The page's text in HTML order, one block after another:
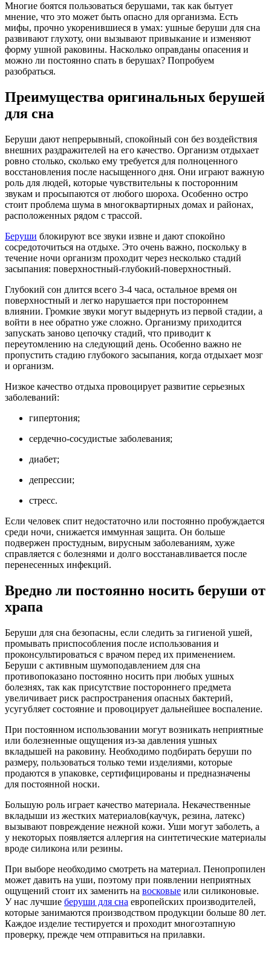
Многие боятся пользоваться берушами, так как бытует
мнение, что это может быть опасно для организма. Есть
мифы, прочно укоренившиеся в умах: ушные беруши для сна
развивают глухоту, они вызывают привыкание и изменяют
форму ушной раковины. Насколько оправданы опасения и
можно ли постоянно спать в берушах? Попробуем
разобраться.
Преимущества оригинальных берушей
для сна
Беруши дают непрерывный, спокойный сон без воздействия
внешних раздражителей на его качество. Организм отдыхает
ровно столько, сколько ему требуется для полноценного
восстановления после насыщенного дня. Они играют важную
роль для людей, которые чувствительны к посторонним
звукам и просыпаются от любого шороха. Особенно остро
стоит проблема шума в многоквартирных домах и районах,
расположенных рядом с трассой.
Беруши блокируют все звуки извне и дают спокойно
сосредоточиться на отдыхе. Это очень важно, поскольку в
течение ночи организм проходит через несколько стадий
засыпания: поверхностный-глубокий-поверхностный.
Глубокий сон длится всего 3-4 часа, остальное время он
поверхностный и легко нарушается при постороннем
влиянии. Громкие звуки могут выдернуть из первой стадии, а
войти в нее обратно уже сложно. Организму приходится
запускать заново цепочку стадий, что приводит к
переутомлению на следующий день. Особенно важно не
пропустить стадию глубокого засыпания, когда отдыхает мозг
и организм.
Низкое качество отдыха провоцирует развитие серьезных
заболеваний:
гипертония;
сердечно-сосудистые заболевания;
диабет;
депрессии;
стресс.
Если человек спит недостаточно или постоянно пробуждается
среди ночи, снижается иммунная защита. Он больше
подвержен простудным, вирусным заболеваниям, хуже
справляется с болезнями и долго восстанавливается после
перенесенных инфекций.
Вредно ли постоянно носить беруши от
храпа
Беруши для сна безопасны, если следить за гигиеной ушей,
промывать приспособления после использования и
проконсультироваться с врачом перед их применением.
Беруши с активным шумоподавлением для сна
противопоказано постоянно носить при любых ушных
болезнях, так как присутствие постороннего предмета
увеличивает риск распространения опасных бактерий,
усугубляет состояние и провоцирует дальнейшее воспаление.
При постоянном использовании могут возникать неприятные
или болезненные ощущения из-за давления ушных
вкладышей на раковину. Необходимо подбирать беруши по
размеру, пользоваться только теми изделиями, которые
продаются в упаковке, сертифицированы и предназначены
для постоянной носки.
Большую роль играет качество материала. Некачественные
вкладыши из жестких материалов(каучук, резина, латекс)
вызывают повреждение нежной кожи. Уши могут заболеть, а
у некоторых появляется аллергия на синтетические материалы
вроде силикона или резины.
При выборе необходимо смотреть на материал. Пенопропилен
может давить на уши, поэтому при появлении неприятных
ощущений стоит их заменить на восковые или силиконовые.
У нас лучшие беруши для сна европейских производителей,
которые занимаются производством продукции больше 80 лет.
Каждое изделие тестируется и проходит многоэтапную
проверку, прежде чем отправиться на прилавки.